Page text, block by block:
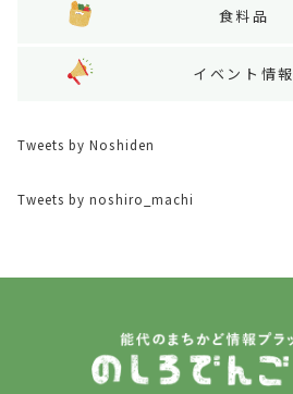
食料品
イベント情報
Tweets by Noshiden
Tweets by noshiro_machi